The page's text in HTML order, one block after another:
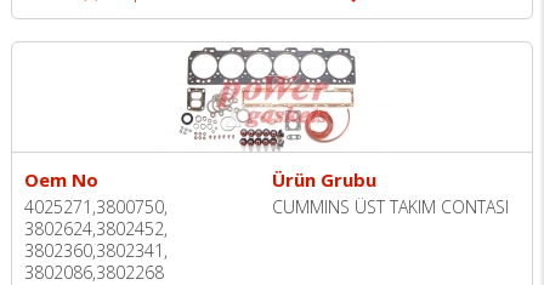
Oem No
4025271,3800750,
3802624,3802452,
3802360,3802341,
3802086,3802268
Ürün Grubu
CUMMINS ÜST TAKIM CONTASI